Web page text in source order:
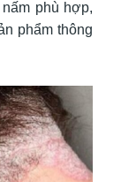
phù hợp,
phẩm thông